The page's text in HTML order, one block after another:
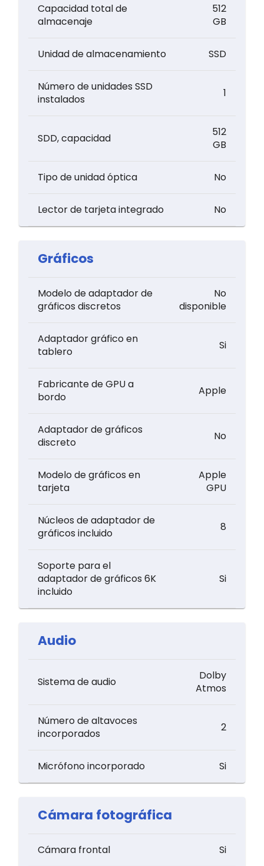
Capacidad total de
almacenaje
512
GB
Unidad de almacenamiento SSD
Número de unidades SSD
instalados
1
SDD, capacidad
512
GB
Tipo de unidad óptica No
Lector de tarjeta integrado No
Gráficos
Modelo de adaptador de
gráficos discretos
No
disponible
Adaptador gráfico en
tablero
Si
Fabricante de GPU a
bordo
Apple
Adaptador de gráficos
discreto
No
Modelo de gráficos en
tarjeta
Apple
GPU
Núcleos de adaptador de
gráficos incluido
8
Soporte para el
adaptador de gráficos 6K
incluido
Si
Audio
Sistema de audio
Dolby
Atmos
Número de altavoces
incorporados
2
Micrófono incorporado Si
Cámara fotográfica
Cámara frontal Si